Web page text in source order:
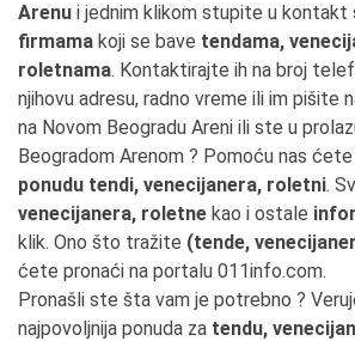
Arenu i jednim klikom stupite u kontakt
firmama koji se bave tendama,
roletnama. Kontaktirajte ih na broj
njihovu adresu, radno vreme ili im pišite
na Novom Beogradu Areni ili ste u
Beogradom Arenom ? Pomoću nas
ponudu tendi, venecijanera, roletni.
venecijanera, roletne kao i ostale
klik. Ono što tražite (tende,
ćete pronaći na portalu 011info.com.
Pronašli ste šta vam je potrebno ?
najpovoljnija ponuda za tendu,